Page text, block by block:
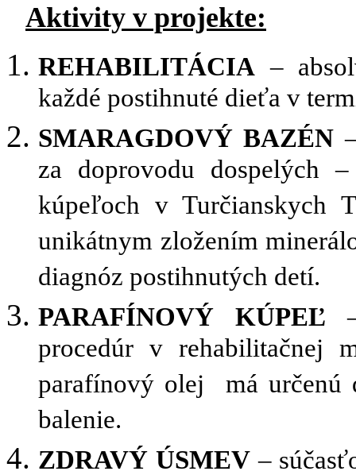
Aktivity v projekte:
REHABILITÁCIA –
každé postihnuté dieťa v
SMARAGDOVÝ BAZÉN
za doprovodu dospelých
kúpeľoch v Turčianskych
unikátnym zložením
diagnóz postihnutých detí.
PARAFÍNOVÝ KÚPEĽ
procedúr v rehabilitačnej
parafínový olej má
balenie.
ZDRAVÝ ÚSMEV–